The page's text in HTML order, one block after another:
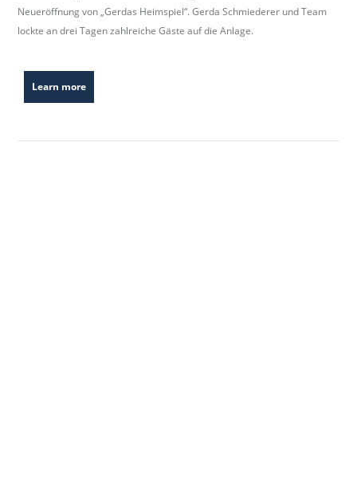
Neueröffnung von „Gerdas Heimspiel“. Gerda Schmiederer und Team
lockte an drei Tagen zahlreiche Gäste auf die Anlage.
Learn more